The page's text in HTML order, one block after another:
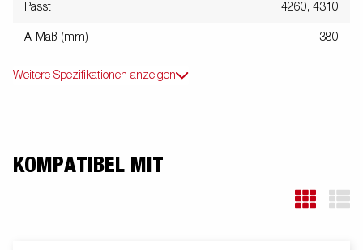
Passt 4260, 4310
A-Maß (mm) 380
Weitere Spezifikationen anzeigen
KOMPATIBEL MIT